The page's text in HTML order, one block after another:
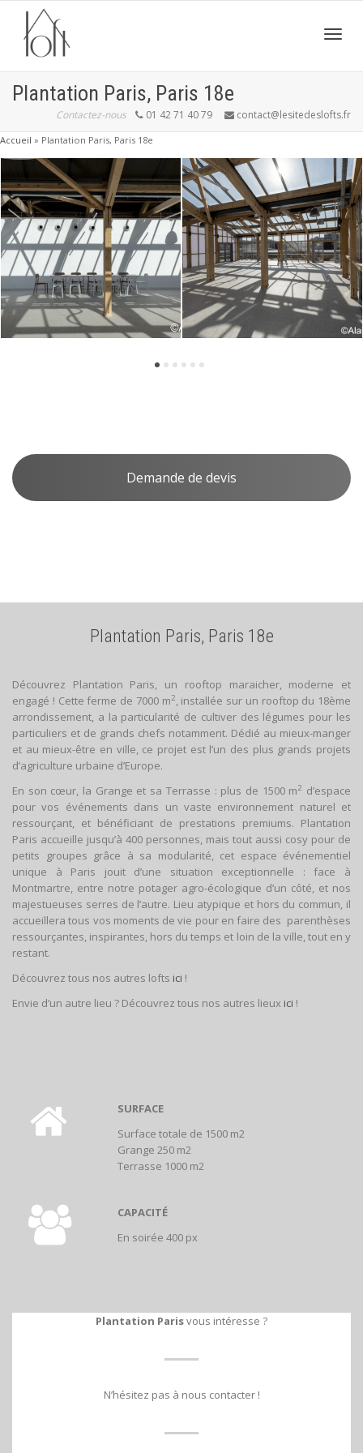
Plantation Paris, Paris 18e
Contactez-nous 01 42 71 40 79 contact@lesitedeslofts.fr
Accueil » Plantation Paris, Paris 18e
Demande de devis
Plantation Paris, Paris 18e
Découvrez Plantation Paris, un rooftop maraicher, moderne et
engagé ! Cette ferme de 7000 m2
, installée sur un rooftop du 18ème
arrondissement, a la particularité de cultiver des légumes pour les
particuliers et de grands chefs notamment. Dédié au mieux-manger
et au mieux-être en ville, ce projet est l’un des plus grands projets
d’agriculture urbaine d’Europe.
En son cœur, la Grange et sa Terrasse : plus de 1500 m2 d’espace
pour vos événements dans un vaste environnement naturel et
ressourçant, et bénéficiant de prestations premiums. Plantation
Paris accueille jusqu’à 400 personnes, mais tout aussi cosy pour de
petits groupes grâce à sa modularité, cet espace événementiel
unique à Paris jouit d’une situation exceptionnelle : face à
Montmartre, entre notre potager agro-écologique d’un côté, et nos
majestueuses serres de l’autre. Lieu atypique et hors du commun, il
accueillera tous vos moments de vie pour en faire des parenthèses
ressourçantes, inspirantes, hors du temps et loin de la ville, tout en y
restant.
Découvrez tous nos autres lofts ici !
Envie d’un autre lieu ? Découvrez tous nos autres lieux ici !
SURFACE
Surface totale de 1500 m2
Grange 250 m2
Terrasse 1000 m2
CAPACITÉ
En soirée 400 px
Plantation Parisvous intéresse ?
N’hésitez pas à nous contacter !